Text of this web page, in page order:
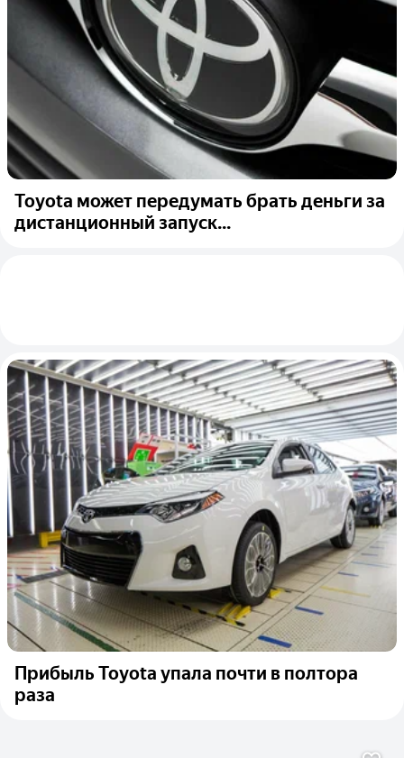
Toyota может передумать брать деньги за
дистанционный запуск...
Прибыль Toyota упала почти в полтора
раза